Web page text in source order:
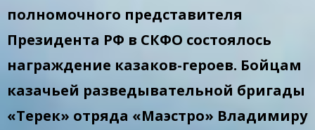
полномочного представителя
Президента РФ в СКФО состоялось
награждение казаков-героев. Бойцам
казачьей разведывательной бригады
«Терек» отряда «Маэстро» Владимиру